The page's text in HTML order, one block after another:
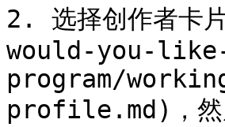
2. 选择创作者
would-you-
program/
profile.md)，然